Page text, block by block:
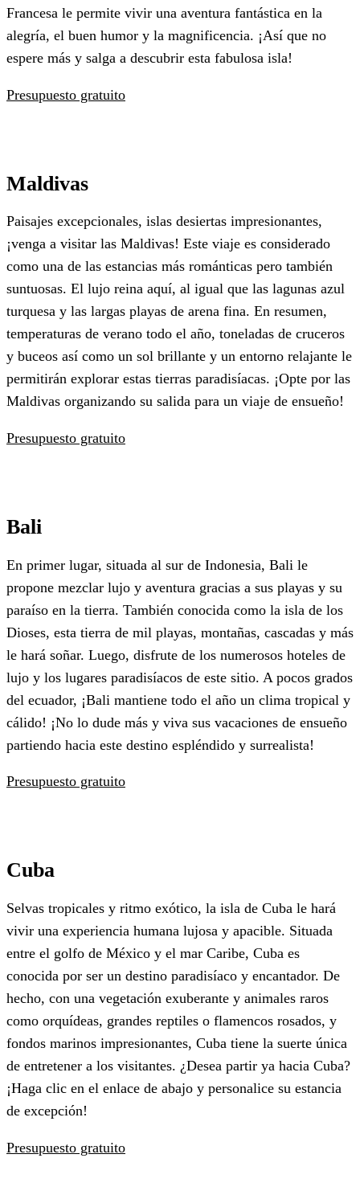
Francesa le permite vivir una aventura fantástica en la
alegría, el buen humor y la magnificencia. ¡Así que no
espere más y salga a descubrir esta fabulosa isla!
Presupuesto gratuito
Maldivas
Paisajes excepcionales, islas desiertas impresionantes,
¡venga a visitar las Maldivas! Este viaje es considerado
como una de las estancias más románticas pero también
suntuosas. El lujo reina aquí, al igual que las lagunas azul
turquesa y las largas playas de arena fina. En resumen,
temperaturas de verano todo el año, toneladas de cruceros
y buceos así como un sol brillante y un entorno relajante le
permitirán explorar estas tierras paradisíacas. ¡Opte por las
Maldivas organizando su salida para un viaje de ensueño!
Presupuesto gratuito
Bali
En primer lugar, situada al sur de Indonesia, Bali le
propone mezclar lujo y aventura gracias a sus playas y su
paraíso en la tierra. También conocida como la isla de los
Dioses, esta tierra de mil playas, montañas, cascadas y más
le hará soñar. Luego, disfrute de los numerosos hoteles de
lujo y los lugares paradisíacos de este sitio. A pocos grados
del ecuador, ¡Bali mantiene todo el año un clima tropical y
cálido! ¡No lo dude más y viva sus vacaciones de ensueño
partiendo hacia este destino espléndido y surrealista!
Presupuesto gratuito
Cuba
Selvas tropicales y ritmo exótico, la isla de Cuba le hará
vivir una experiencia humana lujosa y apacible. Situada
entre el golfo de México y el mar Caribe, Cuba es
conocida por ser un destino paradisíaco y encantador. De
hecho, con una vegetación exuberante y animales raros
como orquídeas, grandes reptiles o flamencos rosados, y
fondos marinos impresionantes, Cuba tiene la suerte única
de entretener a los visitantes. ¿Desea partir ya hacia Cuba?
¡Haga clic en el enlace de abajo y personalice su estancia
de excepción!
Presupuesto gratuito